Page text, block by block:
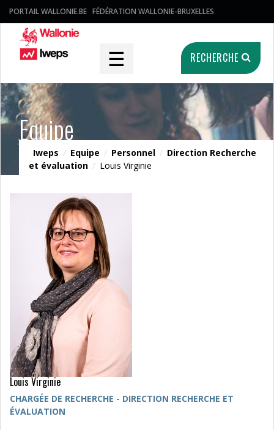
PORTAIL WALLONIE.BE FÉDÉRATION WALLONIE-BRUXELLES
☰ RECHERCHE
Equipe
Iweps / Equipe / Personnel / Direction Recherche
et évaluation / Louis Virginie
Louis Virginie
CHARGÉE DE RECHERCHE - DIRECTION RECHERCHE ET
ÉVALUATION